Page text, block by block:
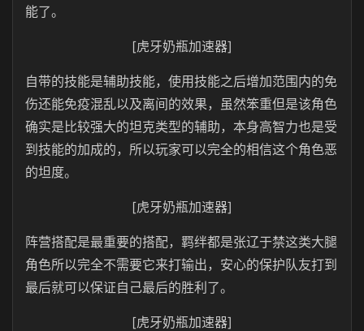
能了。
[虎牙奶瓶加速器]
自带的技能是辅助技能，使用技能之后增加范围内的免
伤还能免疫混乱以及离间的效果，虽然笨重但是该角色
确实是比较强大的坦克类型的辅助，本身高智力也是受
到技能的加成的，所以玩家可以完全的相信这个角色恶
的坦度。
[虎牙奶瓶加速器]
阵营搭配是最重要的搭配，羁绊都是张辽于禁这类大腿
角色所以完全不需要它来打输出，安心的保护队友打到
最后就可以保证自己最后的胜利了。
[虎牙奶瓶加速器]